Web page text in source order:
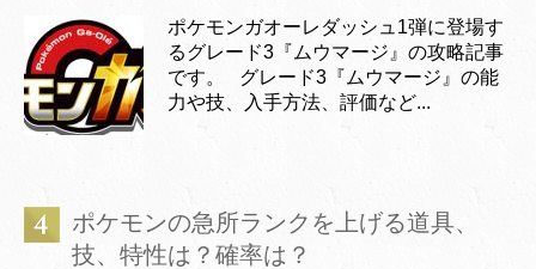
ポケモンガオーレダッシュ1弾に登場す
るグレード3『ムウマージ』の攻略記事
です。 グレード3『ムウマージ』の能
力や技、入手方法、評価など...
ポケモンの急所ランクを上げる道具、
技、特性は？確率は？